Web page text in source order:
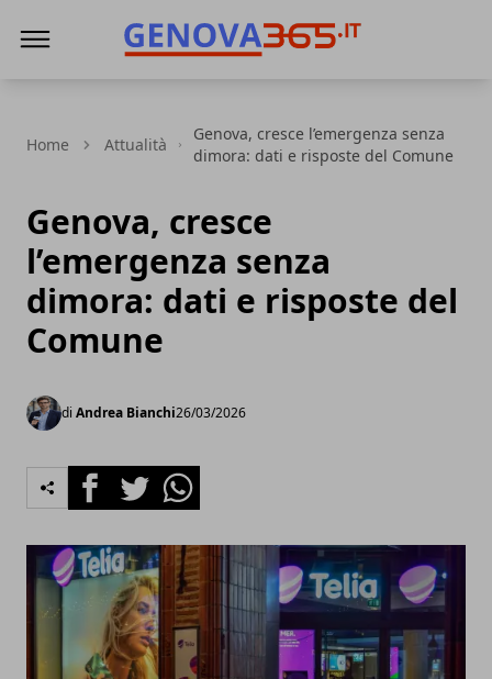
Home Attualità
Genova, cresce l’emergenza senza
dimora: dati e risposte del Comune
Genova, cresce
l’emergenza senza
dimora: dati e risposte del
Comune
di Andrea Bianchi26/03/2026
FacebookTwitterWhatsapp